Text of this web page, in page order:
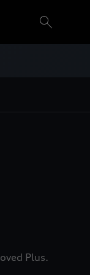
Plus.